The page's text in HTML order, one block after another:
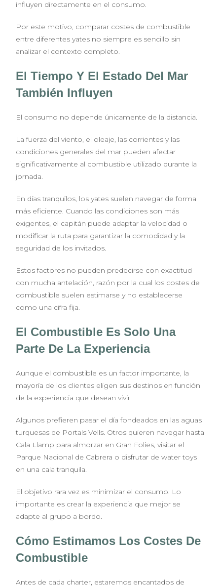
influyen directamente en el consumo.
Por este motivo, comparar costes de combustible
entre diferentes yates no siempre es sencillo sin
analizar el contexto completo.
El Tiempo Y El Estado Del Mar
También Influyen
El consumo no depende únicamente de la distancia.
La fuerza del viento, el oleaje, las corrientes y las
condiciones generales del mar pueden afectar
significativamente al combustible utilizado durante la
jornada.
En días tranquilos, los yates suelen navegar de forma
más eficiente. Cuando las condiciones son más
exigentes, el capitán puede adaptar la velocidad o
modificar la ruta para garantizar la comodidad y la
seguridad de los invitados.
Estos factores no pueden predecirse con exactitud
con mucha antelación, razón por la cual los costes de
combustible suelen estimarse y no establecerse
como una cifra fija.
El Combustible Es Solo Una
Parte De La Experiencia
Aunque el combustible es un factor importante, la
mayoría de los clientes eligen sus destinos en función
de la experiencia que desean vivir.
Algunos prefieren pasar el día fondeados en las aguas
turquesas de Portals Vells. Otros quieren navegar hasta
Cala Llamp para almorzar en Gran Folies, visitar el
Parque Nacional de Cabrera o disfrutar de water toys
en una cala tranquila.
El objetivo rara vez es minimizar el consumo. Lo
importante es crear la experiencia que mejor se
adapte al grupo a bordo.
Cómo Estimamos Los Costes De
Combustible
Antes de cada charter, estaremos encantados de